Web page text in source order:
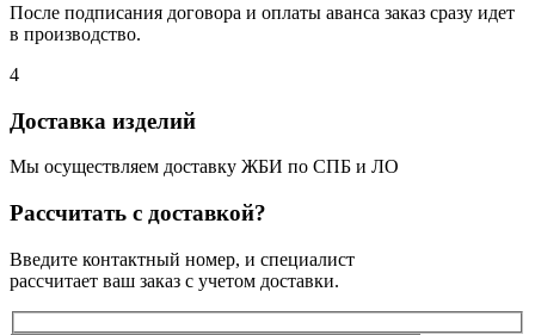
После подписания договора и оплаты аванса заказ сразу идет
в производство.
4
Доставка изделий
Мы осуществляем доставку ЖБИ по СПБ и ЛО
Рассчитать с доставкой?
Введите контактный номер, и специалист
рассчитает ваш заказ с учетом доставки.